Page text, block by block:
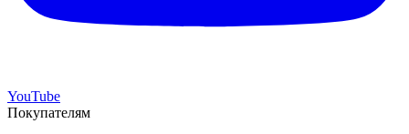
YouTube
Покупателям